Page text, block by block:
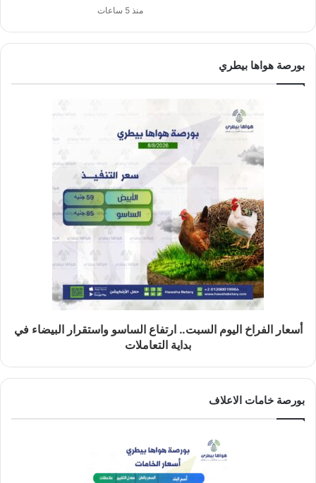
منذ 5 ساعات
بورصة هواها بيطري
أسعار الفراخ اليوم السبت.. ارتفاع الساسو واستقرار البيضاء في
بداية التعاملات
بورصة خامات الاعلاف